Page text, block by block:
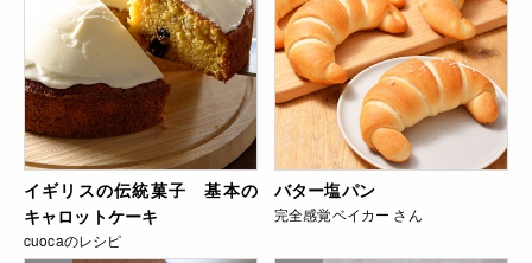
イギリスの伝統菓子 基本の
キャロットケーキ
cuocaのレシピ
バター塩パン
完全感覚ベイカー さん